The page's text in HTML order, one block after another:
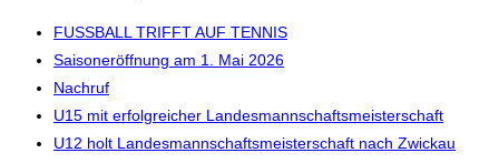
FUSSBALL TRIFFT AUF TENNIS
Saisoneröffnung am 1. Mai 2026
Nachruf
U15 mit erfolgreicher Landesmannschaftsmeisterschaft
U12 holt Landesmannschaftsmeisterschaft nach Zwickau